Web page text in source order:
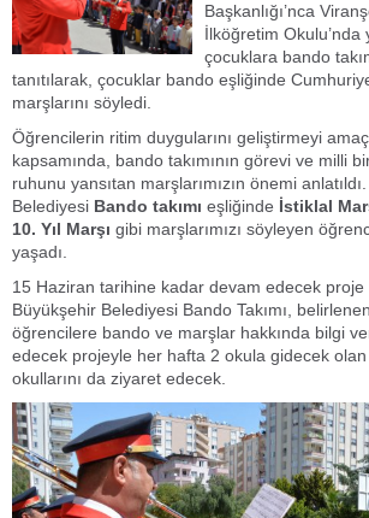
Başkanlığı’nca
İlköğretim Okulu’nda
çocuklara bando
tanıtılarak, çocuklar bando eşliğinde
marşlarını söyledi.
Öğrencilerin ritim duygularını geliştirmeyi
kapsamında, bando takımının görevi ve milli
ruhunu yansıtan marşlarımızın önemi
Belediyesi Bando takımı eşliğinde İstiklal
10. Yıl Marşı gibi marşlarımızı söyleyen
yaşadı.
15 Haziran tarihine kadar devam edecek proje
Büyükşehir Belediyesi Bando Takımı,
öğrencilere bando ve marşlar hakkında bilgi
edecek projeyle her hafta 2 okula gidecek olan
okullarını da ziyaret edecek.